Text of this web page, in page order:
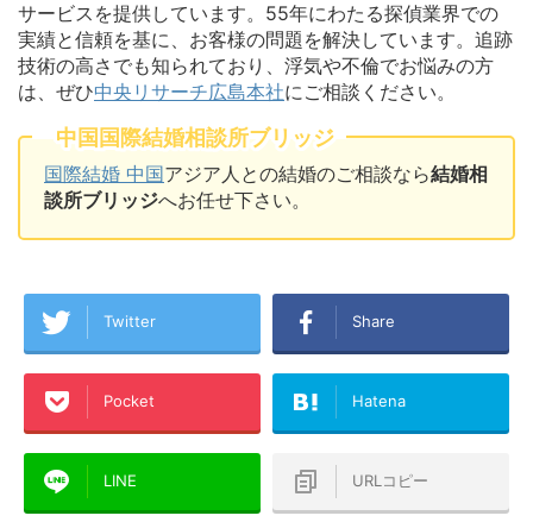
サービスを提供しています。55年にわたる探偵業界での
実績と信頼を基に、お客様の問題を解決しています。追跡
技術の高さでも知られており、浮気や不倫でお悩みの方
は、ぜひ中央リサーチ広島本社にご相談ください。
中国国際結婚相談所ブリッジ
国際結婚 中国アジア人との結婚のご相談なら結婚相
談所ブリッジへお任せ下さい。
Twitter Share
Pocket Hatena
LINE URLコピー